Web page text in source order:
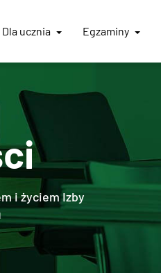
Dla ucznia Egzaminy
i życiem Izby